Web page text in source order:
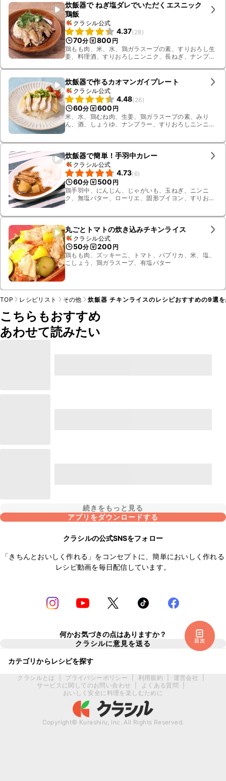
炊飯器で ねぎ塩ダレでいただくエスニック
鶏飯
クラシル公式
4.37(28)
70分 800 円
鶏もも肉、米、水、鶏ガラスープの素、すりおろし生
姜、料理酒、すりおろしニンニク、長ねぎ、ナンプ
炊飯器で作るカオマンガイプレート
クラシル公式
4.48(26)
60分 600 円
米、水、鶏むね肉、生姜、鶏ガラスープの素、みり
ん、酒、しょうゆ、ナンプラー、すりおろしニンニ
炊飯器で簡単！手羽中カレー
クラシル公式
4.73(6)
60分 500 円
鶏手羽中、にんじん、じゃがいも、玉ねぎ、ニンニ
ク、無塩バター、ローリエ、固形ブイヨン、すりおろ
丸ごとトマトの炊き込みチキンライス
クラシル公式
50分 200 円
鶏もも肉、ズッキーニ、トマト、パプリカ、米、塩、
こしょう、鶏ガラスープ、有塩バター
目次
TOP レシピリスト その他 炊飯器 チキンライスのレシピおすすめの9選
こちらもおすすめ
あわせて読みたい
続きをもっと見る
アプリをダウンロードする
クラシルの公式SNSをフォロー
「きちんとおいしく作れる」をコンセプトに、簡単においしく作れる
レシピ動画を毎日配信しています。
何かお気づきの点はありますか？
クラシルに意見を送る
カテゴリからレシピを探す
クラシルとは プライバシーポリシー 利用規約 運営会社
サービスに関してのお問い合わせ
よくある質問
おいしく安全に料理を楽しむために
Copyright© Kurashiru, Inc. All Rights Reserved.